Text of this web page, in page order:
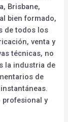
Brisbane,
bien formado,
de todos los
venta y
técnicas, no
la industria de
de
profesional y